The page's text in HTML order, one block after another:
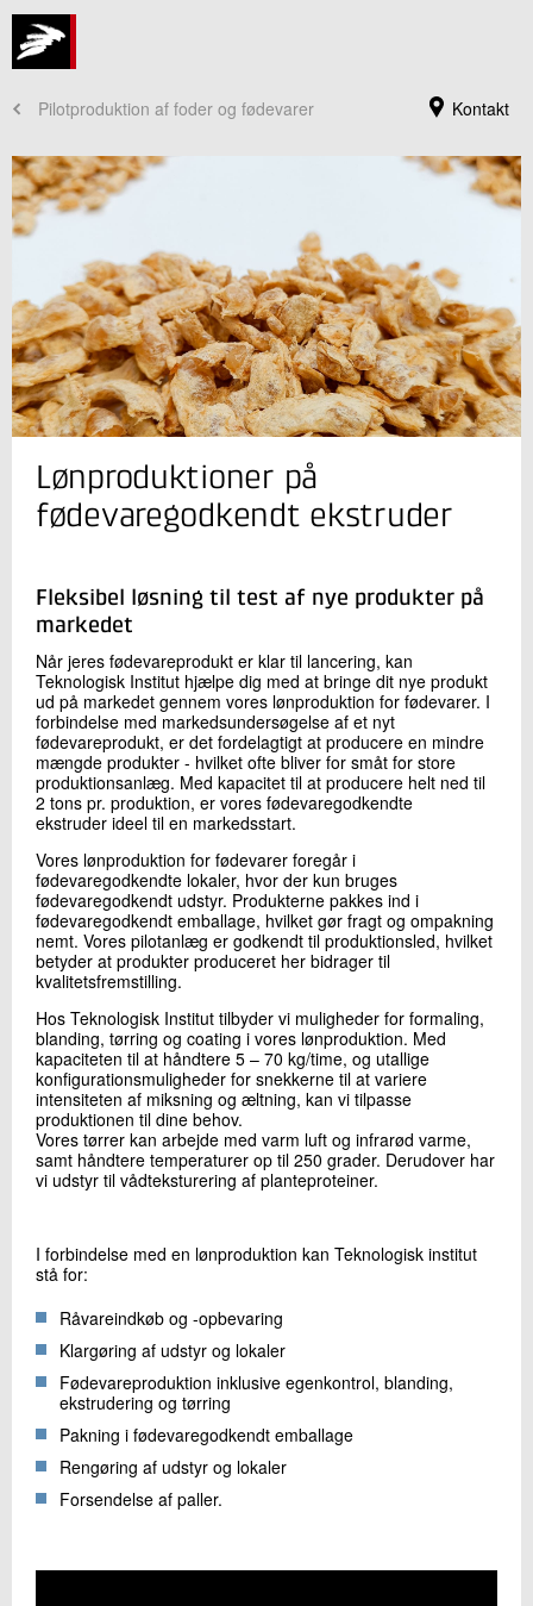
Kontakt
Pilotproduktion af foder og fødevarer
Jeg er din kontaktperson
Christian Høj
Teknisk konsulent
Fødevareteknologi
Skriv til mig
Send
Lønproduktioner på
fødevaregodkendt ekstruder
Fleksibel løsning til test af nye produkter på
markedet
Når jeres fødevareprodukt er klar til lancering, kan
Teknologisk Institut hjælpe dig med at bringe dit nye produkt
ud på markedet gennem vores lønproduktion for fødevarer. I
forbindelse med markedsundersøgelse af et nyt
fødevareprodukt, er det fordelagtigt at producere en mindre
mængde produkter - hvilket ofte bliver for småt for store
produktionsanlæg. Med kapacitet til at producere helt ned til
2 tons pr. produktion, er vores fødevaregodkendte
ekstruder ideel til en markedsstart.
Vores lønproduktion for fødevarer foregår i
fødevaregodkendte lokaler, hvor der kun bruges
fødevaregodkendt udstyr. Produkterne pakkes ind i
fødevaregodkendt emballage, hvilket gør fragt og ompakning
nemt. Vores pilotanlæg er godkendt til produktionsled, hvilket
betyder at produkter produceret her bidrager til
kvalitetsfremstilling.
Hos Teknologisk Institut tilbyder vi muligheder for formaling,
blanding, tørring og coating i vores lønproduktion. Med
kapaciteten til at håndtere 5 – 70 kg/time, og utallige
konfigurationsmuligheder for snekkerne til at variere
intensiteten af miksning og æltning, kan vi tilpasse
produktionen til dine behov.
Vores tørrer kan arbejde med varm luft og infrarød varme,
samt håndtere temperaturer op til 250 grader. Derudover har
vi udstyr til vådteksturering af planteproteiner.
I forbindelse med en lønproduktion kan Teknologisk institut
stå for:
Råvareindkøb og -opbevaring
Klargøring af udstyr og lokaler
Fødevareproduktion inklusive egenkontrol, blanding,
ekstrudering og tørring
Pakning i fødevaregodkendt emballage
Rengøring af udstyr og lokaler
Forsendelse af paller.